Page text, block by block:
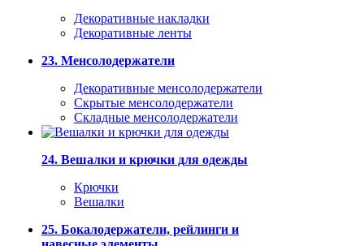
Декоративные накладки
Декоративные ленты
23. Менсолодержатели
Декоративные менсолодержатели
Скрытые менсолодержатели
Складные менсолодержатели
24. Вешалки и крючки для одежды
Крючки
Вешалки
25. Бокалодержатели, рейлинги и